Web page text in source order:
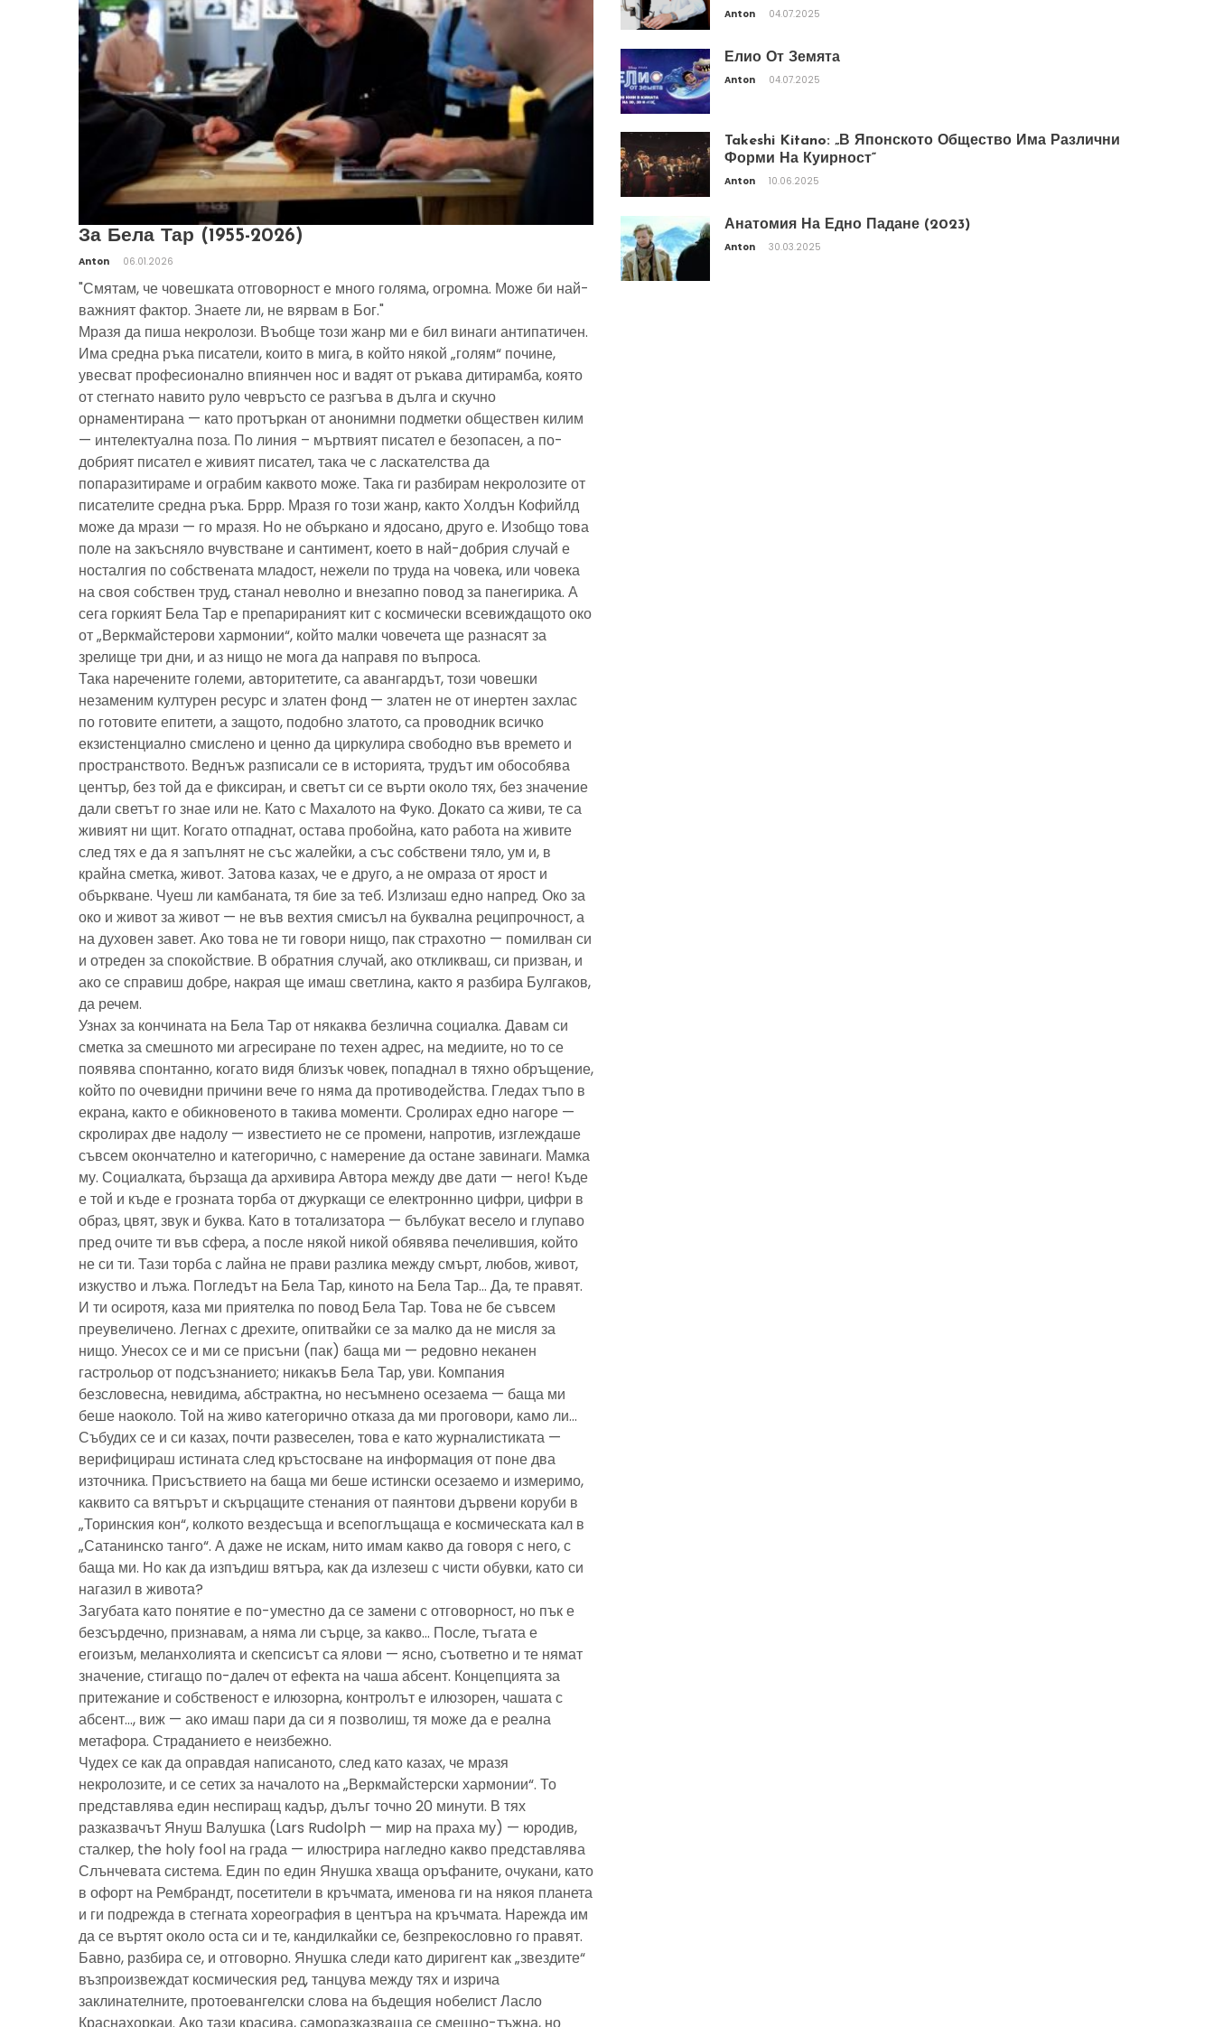
За Бела Тар (1955-2026)
Anton 06.01.2026
"Смятам, че човешката отговорност е много голяма, огромна. Може би най-
важният фактор. Знаете ли, не вярвам в Бог."
Мразя да пиша некролози. Въобще този жанр ми е бил винаги антипатичен.
Има средна ръка писатели, които в мига, в който някой „голям“ почине,
увесват професионално впиянчен нос и вадят от ръкава дитирамба, която
от стегнато навито руло чевръсто се разгъва в дълга и скучно
орнаментирана — като протъркан от анонимни подметки обществен килим
— интелектуална поза. По линия – мъртвият писател е безопасен, а по-
добрият писател е живият писател, така че с ласкателства да
попаразитираме и ограбим каквото може. Така ги разбирам некролозите от
писателите средна ръка. Бррр. Мразя го този жанр, както Холдън Кофийлд
може да мрази — го мразя. Но не объркано и ядосано, друго е. Изобщо това
поле на закъсняло вчувстване и сантимент, което в най-добрия случай е
носталгия по собствената младост, нежели по труда на човека, или човека
на своя собствен труд, станал неволно и внезапно повод за панегирика. А
сега горкият Бела Тар е препарираният кит с космически всевиждащото око
от „Веркмайстерови хармонии“, който малки човечета ще разнасят за
зрелище три дни, и аз нищо не мога да направя по въпроса.
Така наречените големи, авторитетите, са авангардът, този човешки
незаменим културен ресурс и златен фонд — златен не от инертен захлас
по готовите епитети, а защото, подобно златото, са проводник всичко
екзистенциално смислено и ценно да циркулира свободно във времето и
пространството. Веднъж разписали се в историята, трудът им обособява
център, без той да е фиксиран, и светът си се върти около тях, без значение
дали светът го знае или не. Като с Махалото на Фуко. Докато са живи, те са
живият ни щит. Когато отпаднат, остава пробойна, като работа на живите
след тях е да я запълнят не със жалейки, а със собствени тяло, ум и, в
крайна сметка, живот. Затова казах, че е друго, а не омраза от ярост и
объркване. Чуеш ли камбаната, тя бие за теб. Излизаш едно напред. Око за
око и живот за живот — не във вехтия смисъл на буквална реципрочност, а
на духовен завет. Ако това не ти говори нищо, пак страхотно — помилван си
и отреден за спокойствие. В обратния случай, ако откликваш, си призван, и
ако се справиш добре, накрая ще имаш светлина, както я разбира Булгаков,
да речем.
Узнах за кончината на Бела Тар от някаква безлична социалка. Давам си
сметка за смешното ми агресиране по техен адрес, на медиите, но то се
появява спонтанно, когато видя близък човек, попаднал в тяхно обръщение,
който по очевидни причини вече го няма да противодейства. Гледах тъпо в
екрана, както е обикновеното в такива моменти. Сролирах едно нагоре —
скролирах две надолу — известието не се промени, напротив, изглеждаше
съвсем окончателно и категорично, с намерение да остане завинаги. Мамка
му. Социалката, бързаща да архивира Автора между две дати — него! Къде
е той и къде е грозната торба от джуркащи се електроннно цифри, цифри в
образ, цвят, звук и буква. Като в тотализатора — бълбукат весело и глупаво
пред очите ти във сфера, а после някой никой обявява печелившия, който
не си ти. Тази торба с лайна не прави разлика между смърт, любов, живот,
изкуство и лъжа. Погледът на Бела Тар, киното на Бела Тар… Да, те правят.
И ти осиротя, каза ми приятелка по повод Бела Тар. Това не бе съвсем
преувеличено. Легнах с дрехите, опитвайки се за малко да не мисля за
нищо. Унесох се и ми се присъни (пак) баща ми — редовно неканен
гастрольор от подсъзнанието; никакъв Бела Тар, уви. Компания
безсловесна, невидима, абстрактна, но несъмнено осезаема — баща ми
беше наоколо. Той на живо категорично отказа да ми проговори, камо ли…
Събудих се и си казах, почти развеселен, това е като журналистиката —
верифицираш истината след кръстосване на информация от поне два
източника. Присъствието на баща ми беше истински осезаемо и измеримо,
каквито са вятърът и скърцащите стенания от паянтови дървени коруби в
„Торинския кон“, колкото вездесъща и всепоглъщаща е космическата кал в
„Сатанинско танго“. А даже не искам, нито имам какво да говоря с него, с
баща ми. Но как да изпъдиш вятъра, как да излезеш с чисти обувки, като си
нагазил в живота?
Загубата като понятие е по-уместно да се замени с отговорност, но пък е
безсърдечно, признавам, а няма ли сърце, за какво… После, тъгата е
егоизъм, меланхолията и скепсисът са ялови — ясно, съответно и те нямат
значение, стигащо по-далеч от ефекта на чаша абсент. Концепцията за
притежание и собственост е илюзорна, контролът е илюзорен, чашата с
абсент…, виж — ако имаш пари да си я позволиш, тя може да е реална
метафора. Страданието е неизбежно.
Чудех се как да оправдая написаното, след като казах, че мразя
некролозите, и се сетих за началото на „Веркмайстерски хармонии“. То
представлява един неспиращ кадър, дълъг точно 20 минути. В тях
разказвачът Януш Валушка (Lars Rudolph — мир на праха му) — юродив,
сталкер, the holy fool на града — илюстрира нагледно какво представлява
Слънчевата система. Един по един Янушка хваща оръфаните, очукани, като
в офорт на Рембрандт, посетители в кръчмата, именова ги на някоя планета
и ги подрежда в стегната хореография в центъра на кръчмата. Нарежда им
да се въртят около оста си и те, кандилкайки се, безпрекословно го правят.
Бавно, разбира се, и отговорно. Янушка следи като диригент как „звездите“
възпроизвеждат космическия ред, танцува между тях и изрича
заклинателните, протоевангелски слова на бъдещия нобелист Ласло
Anton 04.07.2025
Елио От Земята
Anton 04.07.2025
Takeshi Kitano: „В Японското Общество Има Различни
Форми На Куирност“
Anton 10.06.2025
Анатомия На Едно Падане (2023)
Anton 30.03.2025